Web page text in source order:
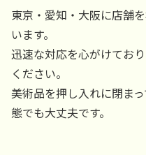
東京・愛知・大阪に店舗
います。
迅速な対応を心がけてお
ください。
美術品を押し入れに閉ま
態でも大丈夫です。